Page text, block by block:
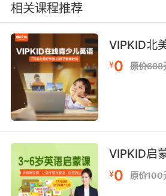
我是名经济学家 在我的世界
机会
7. Damn those economists
spans.
可恶 经济学家的注意力那么集
8. I get that I don't
I'm an economist.
我不是花瓶 我是经济学家
相关课程推荐
VIPKID北
¥0 原价688
VIPKID启
¥0 原价100